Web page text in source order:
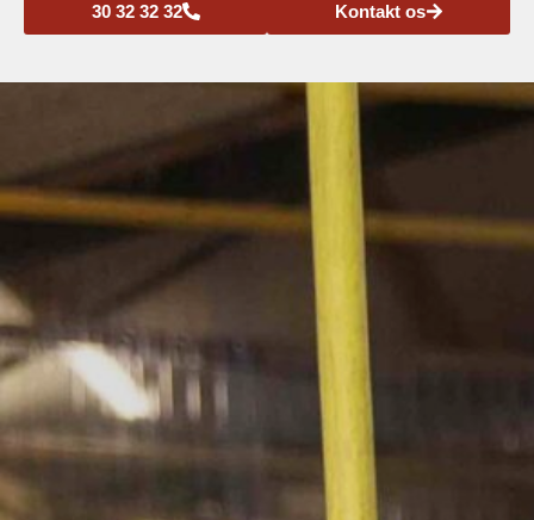
30 32 32 32 Kontakt os